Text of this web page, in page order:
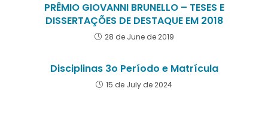
PRÊMIO GIOVANNI BRUNELLO – TESES E
DISSERTAÇÕES DE DESTAQUE EM 2018
28 de June de 2019
Disciplinas 3o Período e Matrícula
15 de July de 2024